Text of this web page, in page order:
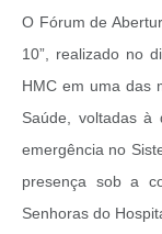
O Fórum de
10”, realizado no
HMC em uma das
Saúde, voltadas à
emergência no
presença sob a
Senhoras do